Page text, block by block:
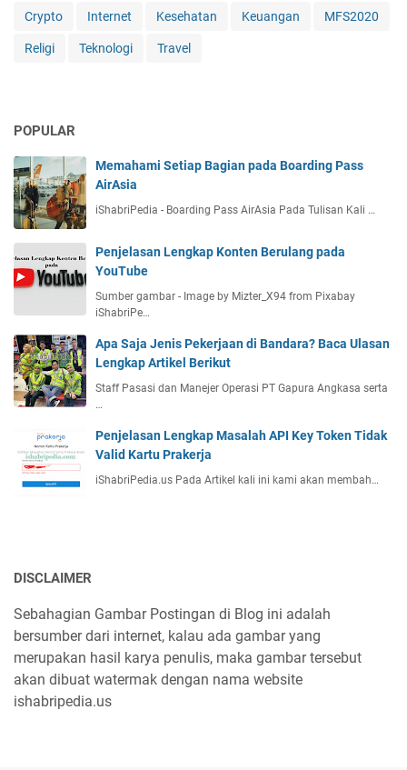
Crypto Internet Kesehatan Keuangan MFS2020
Religi Teknologi Travel
POPULAR
Memahami Setiap Bagian pada Boarding Pass
AirAsia
iShabriPedia - Boarding Pass AirAsia Pada Tulisan Kali …
Penjelasan Lengkap Konten Berulang pada
YouTube
Sumber gambar - Image by Mizter_X94 from Pixabay
iShabriPe…
Apa Saja Jenis Pekerjaan di Bandara? Baca Ulasan
Lengkap Artikel Berikut
Staff Pasasi dan Manejer Operasi PT Gapura Angkasa serta
…
Penjelasan Lengkap Masalah API Key Token Tidak
Valid Kartu Prakerja
iShabriPedia.us Pada Artikel kali ini kami akan membah…
DISCLAIMER
Sebahagian Gambar Postingan di Blog ini adalah
bersumber dari internet, kalau ada gambar yang
merupakan hasil karya penulis, maka gambar tersebut
akan dibuat watermak dengan nama website
ishabripedia.us